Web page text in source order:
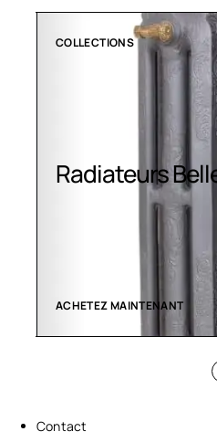
COLLECTIONS
Radiateurs
ACHETEZ MAINTENANT
Contact